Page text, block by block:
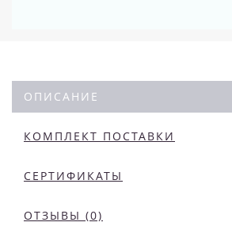
ОПИСАНИЕ
КОМПЛЕКТ ПОСТАВКИ
СЕРТИФИКАТЫ
ОТЗЫВЫ (0)